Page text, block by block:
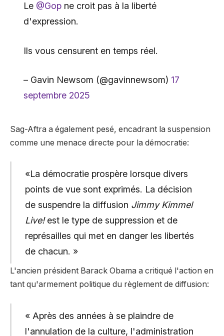
Le @Gopne croit pas à la liberté
d'expression.
Ils vous censurent en temps réel.
– Gavin Newsom (@gavinnewsom) 17
septembre 2025
Sag-Aftra a également pesé, encadrant la suspension
comme une menace directe pour la démocratie:
«La démocratie prospère lorsque divers
points de vue sont exprimés. La décision
de suspendre la diffusion Jimmy Kimmel
Live!est le type de suppression et de
représailles qui met en danger les libertés
de chacun. »
L'ancien président Barack Obama a critiqué l'action en
tant qu'armement politique du règlement de diffusion:
« Après des années à se plaindre de
l'annulation de la culture, l'administration